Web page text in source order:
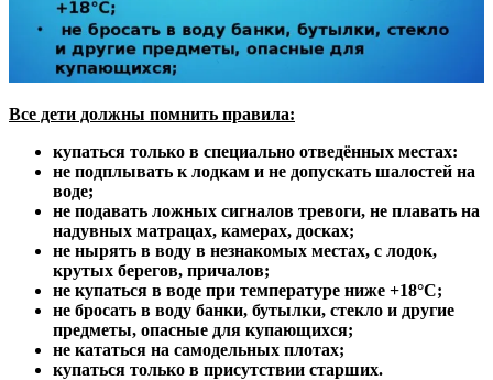
Все дети должны помнить правила:
купаться только в специально отведённых местах:
не подплывать к лодкам и не допускать шалостей на
воде;
не подавать ложных сигналов тревоги, не плавать на
надувных матрацах, камерах, досках;
не нырять в воду в незнакомых местах, с лодок,
крутых берегов, причалов;
не купаться в воде при температуре ниже +18°С;
не бросать в воду банки, бутылки, стекло и другие
предметы, опасные для купающихся;
не кататься на самодельных плотах;
купаться только в присутствии старших.